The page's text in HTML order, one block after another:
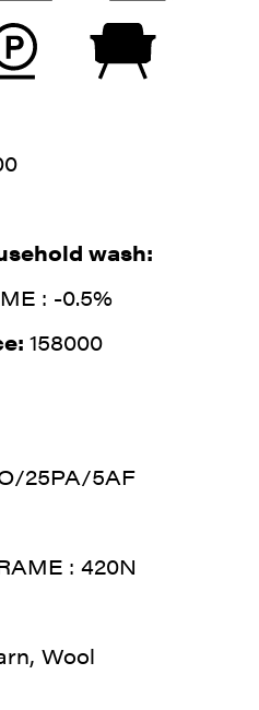
wash:
: -0.5%
158000
25PA/5AF
: 420N
Wool